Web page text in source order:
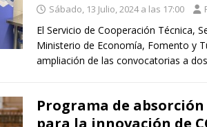
Sábado, 13 Julio, 2024 a las 17:00
El Servicio de Cooperación Técnica,
Ministerio de Economía, Fomento y
ampliación de las convocatorias a
Programa de